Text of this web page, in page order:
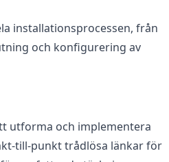
installationsprocessen, från
och konfigurering av
utforma och implementera
till-punkt trådlösa länkar för